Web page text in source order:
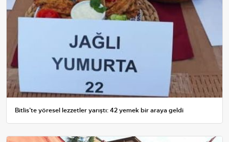
Bitlis’te yöresel lezzetler yarıştı: 42 yemek bir araya geldi